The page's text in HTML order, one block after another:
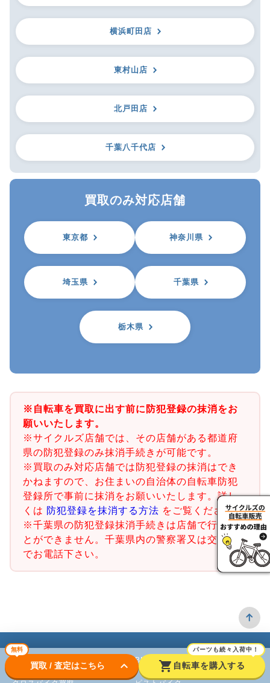
横浜町田店
東村山店
北戸田店
千葉八千代店
買取のみ対応店舗
東京都 神奈川県
埼玉県 千葉県
栃木県
※自転車を買取に出す前に防犯登録の抹消をお
願いいたします。
※サイクルズ店舗では、その店舗がある都道府
県の防犯登録のみ抹消手続きが可能です。
※買取のみ対応店舗では防犯登録の抹消はでき
かねますので、お住まいの自治体の自転車防犯
登録所で事前に抹消をお願いいたします。詳し
くは 防犯登録を抹消する方法 をご覧ください。
※千葉県の防犯登録抹消手続きは店舗で行うこ
とができません。千葉県内の警察署又は交番ま
でお電話下さい。
無料
買取 / 査定はこちら keyboard_arrow_down shopping_cart
パーツも続々入荷中！
自転車を購入する
ロードバイク BMX